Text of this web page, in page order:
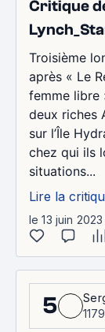
Critique
Troisième
après « Le
femme libre
deux riches
sur l’Île
chez qui ils
situations...
Lire la
le 13 juin 2023
5